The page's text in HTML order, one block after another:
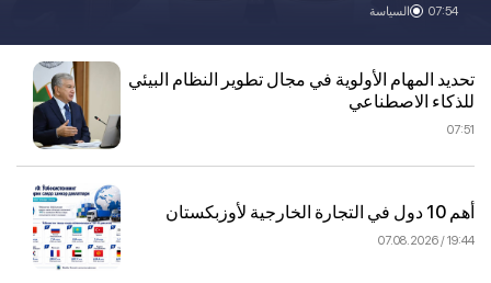
07:54 السياسة
تحديد المهام الأولوية في مجال تطوير النظام البيئي
للذكاء الاصطناعي
07:51
أهم 10 دول في التجارة الخارجية لأوزبكستان
19:44 / 07.08.2026